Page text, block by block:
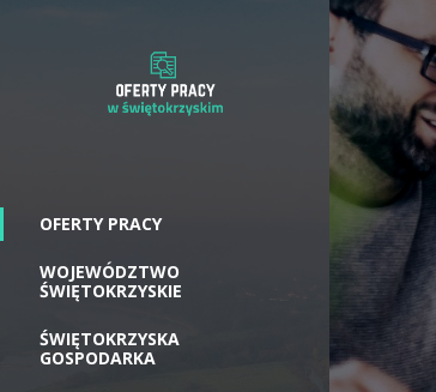
OFERTY PRACY
WOJEWÓDZTWO
ŚWIĘTOKRZYSKIE
ŚWIĘTOKRZYSKA
GOSPODARKA